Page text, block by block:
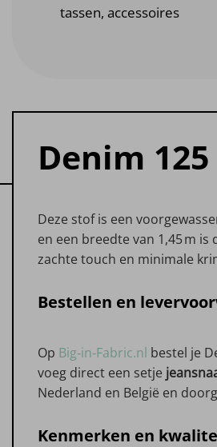
tassen, accessoires
Denim
Deze stof is een
en een breedte van 1,45 m
zachte touch en minimale
Bestellen en
Op Big‑in‑Fabric.nl bestel je
voeg direct een setje
Nederland en België en
Kenmerken en